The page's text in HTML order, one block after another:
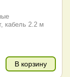
кабель 2.2 м
В корзину